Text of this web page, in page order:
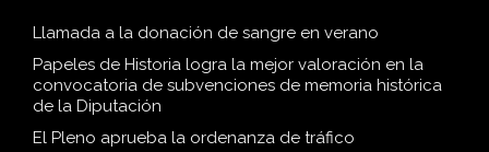
Llamada a la donación de sangre en verano
Papeles de Historia logra la mejor valoración en la
convocatoria de subvenciones de memoria histórica
de la Diputación
El Pleno aprueba la ordenanza de tráfico